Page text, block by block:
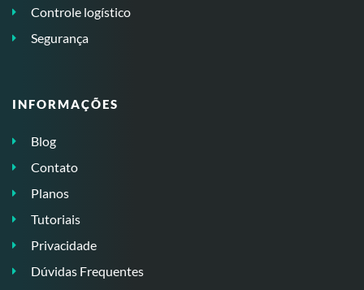
Controle logístico
Segurança
INFORMAÇÕES
Blog
Contato
Planos
Tutoriais
Privacidade
Dúvidas Frequentes